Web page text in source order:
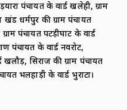
पंचायत के वार्ड खलेही, ग्राम
खंड धर्मपुर की ग्राम पंचायत
पंचायत पटड़ीघाट के वार्ड
पंचायत के वार्ड नवरोट,
खलौड़, सिराज की ग्राम पंचायत
भलहाड़ी के वार्ड भुराटा।